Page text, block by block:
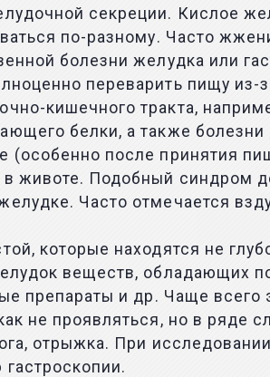
секреции. Кислое
по-разному. Часто
болезни желудка или
переварить пищу
кишечного тракта,
белки, а также болезни
(особенно после принятия
животе. Подобный синдром
Часто отмечается
которые находятся не
веществ,
препараты и др. Чаще
не проявляться, но в ряде
отрыжка. При